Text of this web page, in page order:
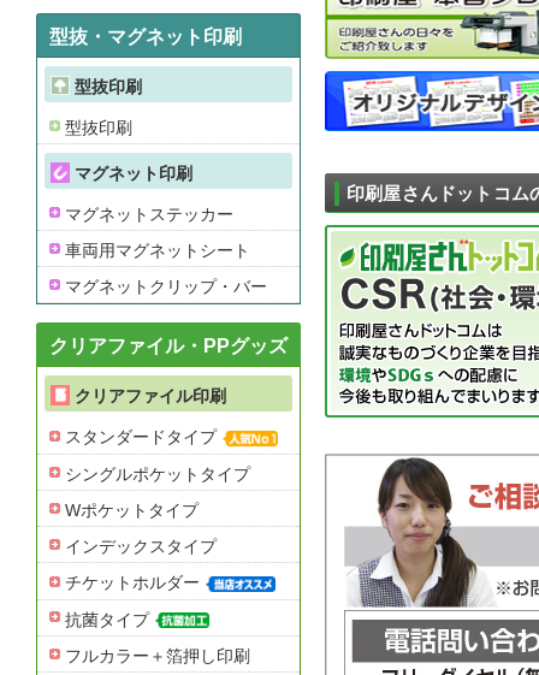
印刷屋さんドットコム
型抜・マグネット印刷
型抜印刷
型抜印刷
マグネット印刷
マグネットステッカー
車両用マグネットシート
マグネットクリップ・バー
クリアファイル・PPグッズ
クリアファイル印刷
スタンダードタイプ
シングルポケットタイプ
Wポケットタイプ
インデックスタイプ
チケットホルダー
抗菌タイプ
フルカラー＋箔押し印刷